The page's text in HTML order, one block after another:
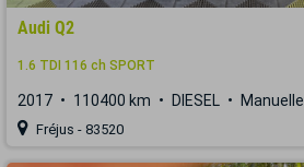
Audi Q2
1.6 TDI 116 ch SPORT
2017 110400 km DIESEL Manuelle
Fréjus - 83520